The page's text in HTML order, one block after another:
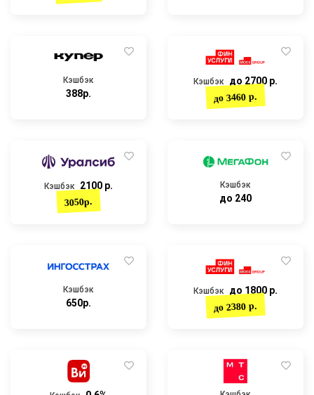
Кэшбэк
388р.
Кэшбэк до 2700 р.
до 3460 р.
Кэшбэк 2100 р.
3050р.
Кэшбэк
до 240
Кэшбэк
650р.
Кэшбэк до 1800 р.
до 2380 р.